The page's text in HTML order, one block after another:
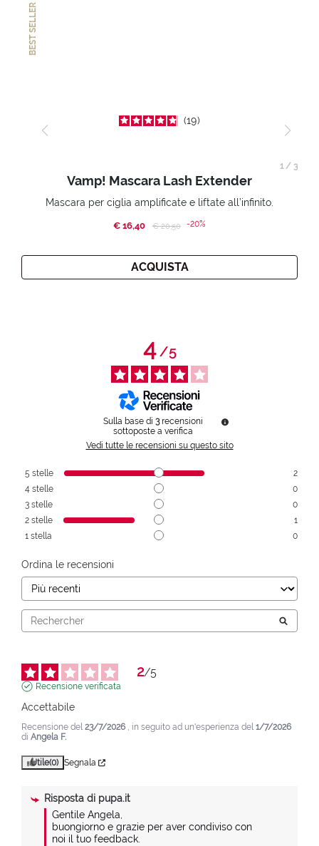
BEST SELLER
19
Vamp! Mascara Lash Extender
Mascara per ciglia amplificate e liftate all’infinito.
€ 16,40 Price reduced from
€ 20,50to-20%
ACQUISTA
1 / 3
4/5
Sulla base di 3 recensioni
sottoposte a verifica
Vedi tutte le recensioni su questo sito
5 stelle
2
4 stelle
0
3 stelle
0
2 stelle
1
1 stella 0
Ordina le recensioni
2/5
Recensione verificata
Accettabile
Recensione del 23/7/2026 , in seguito ad un'esperienza del 1/7/2026
di Angela F.
Utile(0) Segnala
Risposta di pupa.it
Gentile Angela,
buongiorno e grazie per aver condiviso con
noi il tuo feedback.